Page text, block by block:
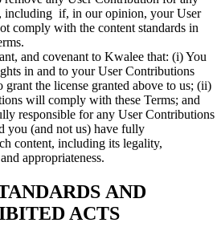
including if, in our opinion, your User
comply with the content standards in
and covenant to Kwalee that: (i) You
in and to your User Contributions
grant the license granted above to us; (ii)
will comply with these Terms; and
responsible for any User Contributions
you (and not us) have fully
content, including its legality,
appropriateness.
AND
ACTS